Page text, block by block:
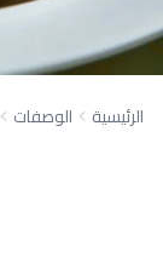
الرئيسية الوصفات